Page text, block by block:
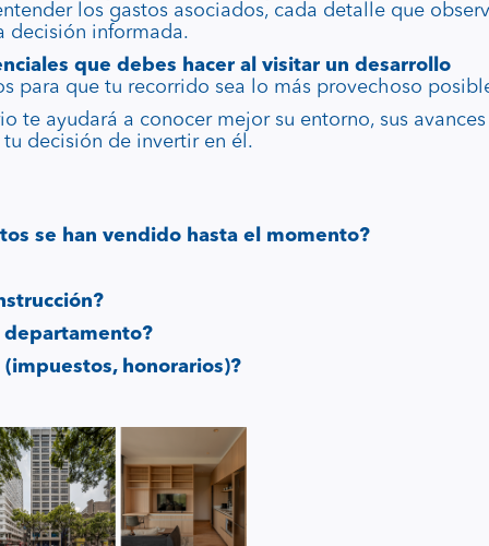
los gastos asociados, cada detalle que
decisión informada.
que debes hacer al visitar un desarrollo
para que tu recorrido sea lo más provechoso
te ayudará a conocer mejor su entorno, sus
decisión de invertir en él.
se han vendido hasta el momento?
departamento?
honorarios)?